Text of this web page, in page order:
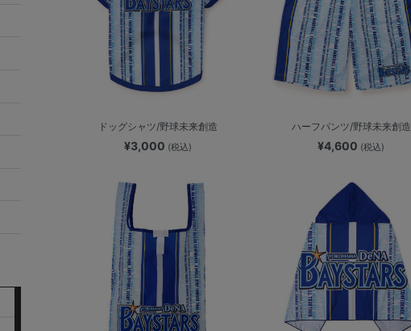
ドッグシャツ/野球未来創造
¥3,000 (税込)
ハーフパンツ/野球未来創造
¥4,600 (税込)